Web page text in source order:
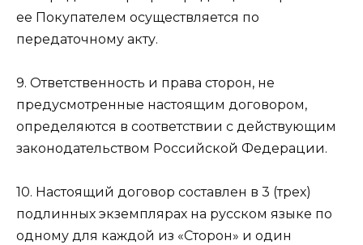
ее Покупателем осуществляется по
передаточному акту.
9. Ответственность и права сторон, не
предусмотренные настоящим договором,
определяются в соответствии с действующим
законодательством Российской Федерации.
10. Настоящий договор составлен в 3 (трех)
подлинных экземплярах на русском языке по
одному для каждой из «Сторон» и один